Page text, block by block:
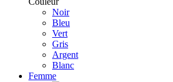
Noir
Bleu
Vert
Gris
Argent
Blanc
Femme